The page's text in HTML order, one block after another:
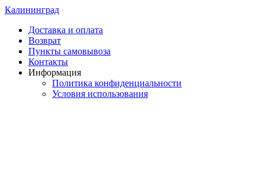
Калининград
Доставка и оплата
Возврат
Пункты самовывоза
Контакты
Информация
Политика конфиденциальности
Условия использования